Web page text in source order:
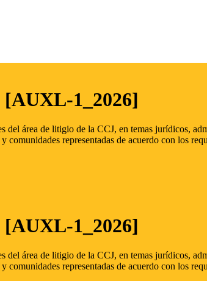
1_2026]
del área de litigio de la CCJ, en temas jurídicos,
representadas de acuerdo con los
1_2026]
del área de litigio de la CCJ, en temas jurídicos,
representadas de acuerdo con los